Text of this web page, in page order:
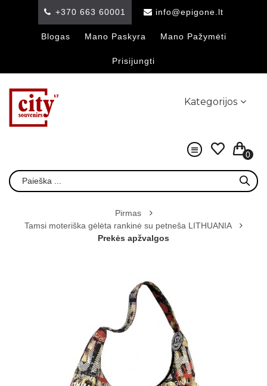
+370 663 60001 info@epigone.lt
Blogas Mano Paskyra Mano Pažymėti
Prisijungti
Kategorijos
0
Pirmas
Tamsi moteriška gėlėta rankinė su petneša LITHUANIA
Prekės apžvalgos